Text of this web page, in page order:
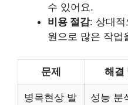
수 있어요.
비용 절감: 상대
원으로 많은 작업
문제 해결
병목현상 발
성능 분